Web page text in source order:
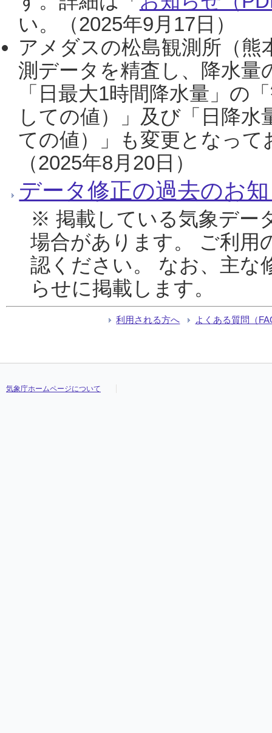
い。（2025年9月17日）
アメダスの松島観測所（熊
測データを精査し、降水
「日最大1時間降水量」の
しての値）」及び「日降
ての値）」も変更となっ
（2025年8月20日）
データ修正の過去のお
※ 掲載している気象デー
場合があります。 ご利用
認ください。 なお、主な
らせに掲載します。
利用される方へ よくある質問（
気象庁ホームページについて